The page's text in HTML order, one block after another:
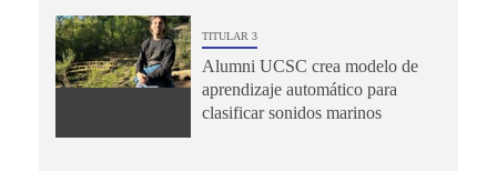
TITULAR 3
Alumni UCSC crea modelo de
aprendizaje automático para
clasificar sonidos marinos